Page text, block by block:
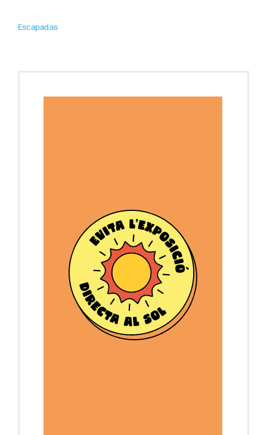
Esca­pa­das